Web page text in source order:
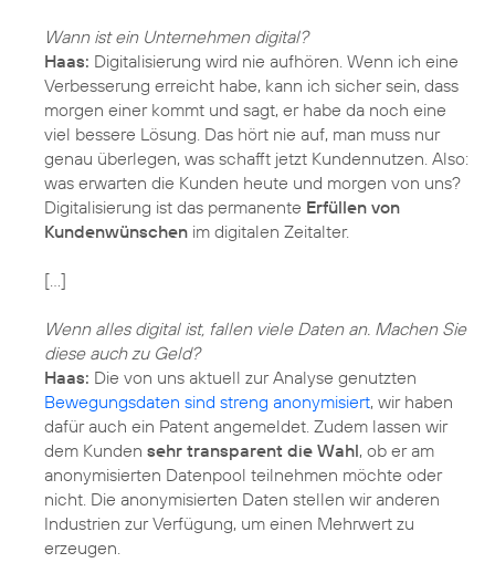
Wann ist ein Unternehmen digital?
Haas: Digitalisierung wird nie aufhören. Wenn ich eine
Verbesserung erreicht habe, kann ich sicher sein, dass
morgen einer kommt und sagt, er habe da noch eine
viel bessere Lösung. Das hört nie auf, man muss nur
genau überlegen, was schafft jetzt Kundennutzen. Also:
was erwarten die Kunden heute und morgen von uns?
Digitalisierung ist das permanente Erfüllen von
Kundenwünschen im digitalen Zeitalter.
[…]
Wenn alles digital ist, fallen viele Daten an. Machen Sie
diese auch zu Geld?
Haas: Die von uns aktuell zur Analyse genutzten
Bewegungsdaten sind streng anonymisiert, wir haben
dafür auch ein Patent angemeldet. Zudem lassen wir
dem Kunden sehr transparent die Wahl, ob er am
anonymisierten Datenpool teilnehmen möchte oder
nicht. Die anonymisierten Daten stellen wir anderen
Industrien zur Verfügung, um einen Mehrwert zu
erzeugen.